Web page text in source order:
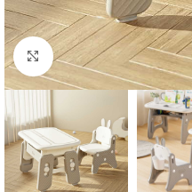
Click to enlarge